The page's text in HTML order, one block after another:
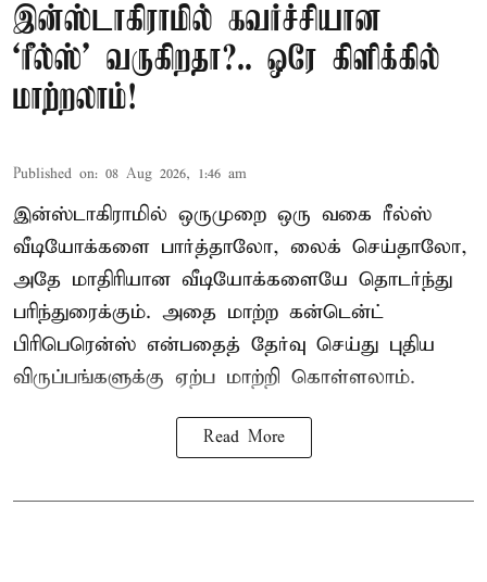
இன்ஸ்டாகிராமில் கவர்ச்சியான
‘ரீல்ஸ்’ வருகிறதா?.. ஒரே கிளிக்கில்
மாற்றலாம்!
Published on: 08 Aug 2026, 1:46 am
இன்ஸ்டாகிராமில் ஒருமுறை ஒரு வகை ரீல்ஸ்
வீடியோக்களை பார்த்தாலோ, லைக் செய்தாலோ,
அதே மாதிரியான வீடியோக்களையே தொடர்ந்து
பரிந்துரைக்கும். அதை மாற்ற கன்டென்ட்
பிரிபெரென்ஸ் என்பதைத் தேர்வு செய்து புதிய
விருப்பங்களுக்கு ஏற்ப மாற்றி கொள்ளலாம்.
Read More